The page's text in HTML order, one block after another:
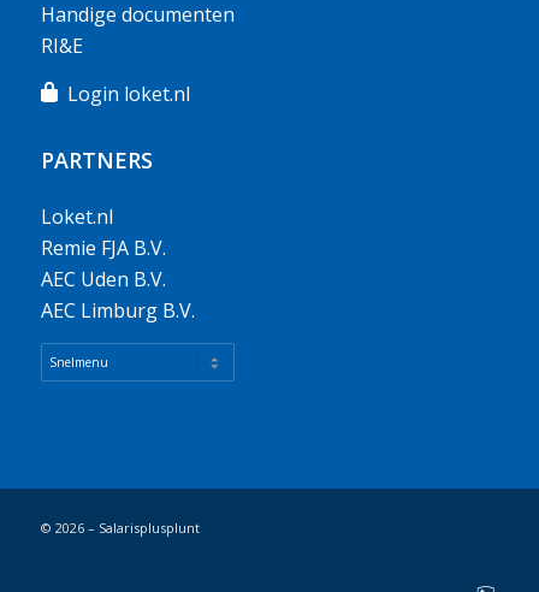
Handige documenten
RI&E
Login loket.nl
PARTNERS
Loket.nl
Remie FJA B.V.
AEC Uden B.V.
AEC Limburg B.V.
© 2026 – Salarisplusplunt